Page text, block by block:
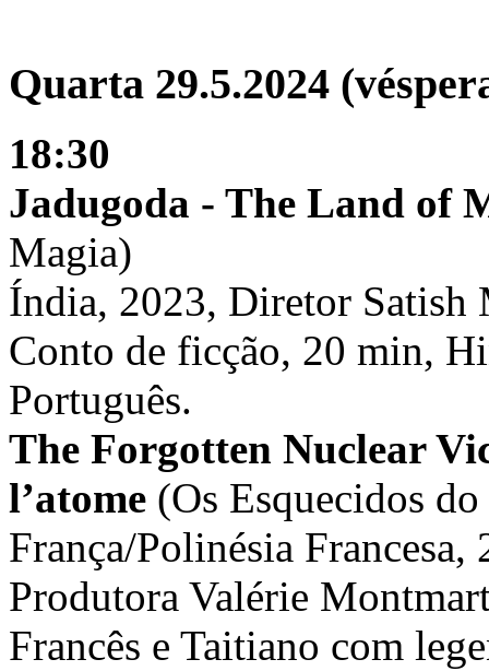
Quarta 29.5.2024
18:30
Jadugoda - The Land of
Magia)
Índia, 2023, Diretor Satish
Conto de ficção, 20 min,
Português.
The Forgotten Nuclear
l’atome (Os Esquecidos
França/Polinésia
Produtora Valérie
Francês e Taitiano com